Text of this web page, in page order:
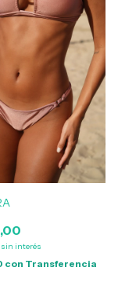
sin interés
con Transferencia